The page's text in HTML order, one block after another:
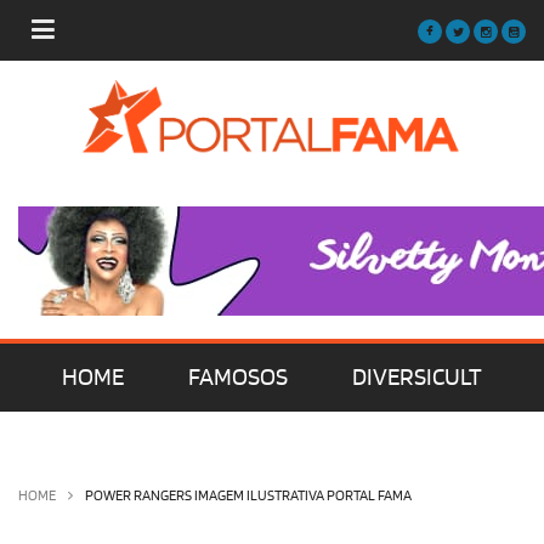
HOME FAMOSOS DIVERSICULT
HOME POWER RANGERS IMAGEM ILUSTRATIVA PORTAL FAMA